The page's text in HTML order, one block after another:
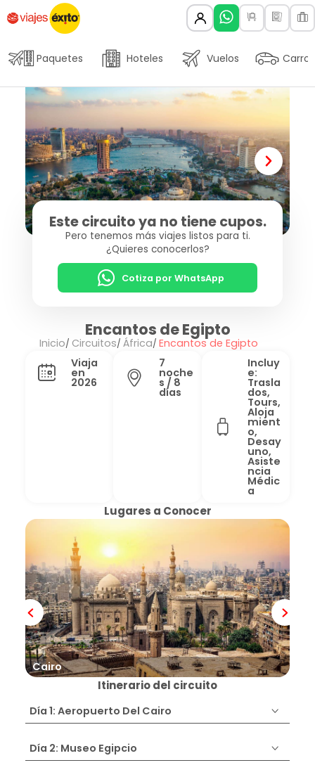
Paquetes Hoteles Vuelos Carros
Este circuito ya no tiene cupos.
Pero tenemos más viajes listos para ti.
¿Quieres conocerlos?
Cotiza por WhatsApp
Encantos de Egipto
Inicio Circuitos África Encantos de Egipto
Viaja
en
2026
7
noche
s / 8
días
Incluy
e:
Trasla
dos,
Tours,
Aloja
mient
o,
Desay
uno,
Asiste
ncia
Médic
a
Lugares a Conocer
Cairo
Itinerario del circuito
Día 1: Aeropuerto Del Cairo
Día 2: Museo Egipcio